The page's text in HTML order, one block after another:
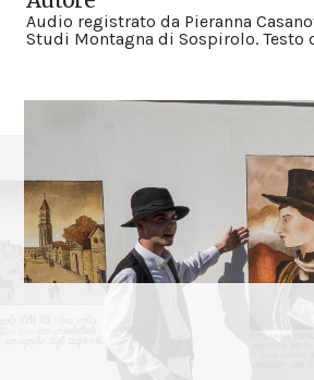
Audio registrato da Pieranna
Studi Montagna di Sospirolo. Testo